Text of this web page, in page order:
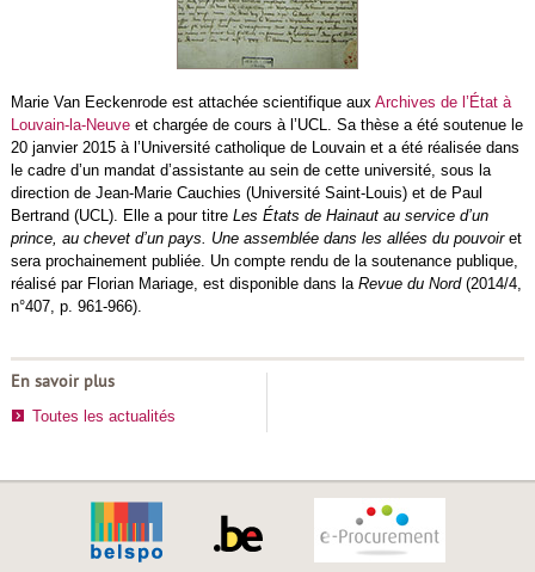
Marie Van Eeckenrode est attachée scientifique aux Archives de l’État à
Louvain-la-Neuveet chargée de cours à l’UCL. Sa thèse a été soutenue le
20 janvier 2015 à l’Université catholique de Louvain et a été réalisée dans
le cadre d’un mandat d’assistante au sein de cette université, sous la
direction de Jean-Marie Cauchies (Université Saint-Louis) et de Paul
Bertrand (UCL). Elle a pour titre Les États de Hainaut au service d’un
prince, au chevet d’un pays. Une assemblée dans les allées du pouvoiret
sera prochainement publiée. Un compte rendu de la soutenance publique,
réalisé par Florian Mariage, est disponible dans la Revue du Nord (2014/4,
n°407, p. 961-966).
En savoir plus
Toutes les actualités